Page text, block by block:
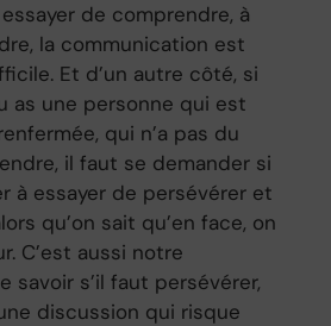
de comprendre, à
la communication est
Et d’un autre côté, si
as une personne qui est
qui n’a pas du
il faut se demander si
à essayer de persévérer et
qu’on sait qu’en face, on
C’est aussi notre
savoir s’il faut persévérer,
discussion qui risque